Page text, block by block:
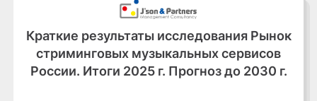
Краткие результаты исследования Рынок
стриминговых музыкальных сервисов
России. Итоги 2025 г. Прогноз до 2030 г.